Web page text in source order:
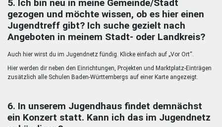
5. Ich bin neu in meine Gemeinde/Stadt
gezogen und möchte wissen, ob es hier einen
Jugendtreff gibt? Ich suche gezielt nach
Angeboten in meinem Stadt- oder Landkreis?
Auch hier wirst du im Jugendnetz fündig. Klicke einfach auf „Vor Ort“.
Hier werden dir neben den Einrichtungen, Projekten und Marktplatz-Einträgen
zusätzlich alle Schulen Baden-Württembergs auf einer Karte angezeigt.
6. In unserem Jugendhaus findet demnächst
ein Konzert statt. Kann ich das im Jugendnetz